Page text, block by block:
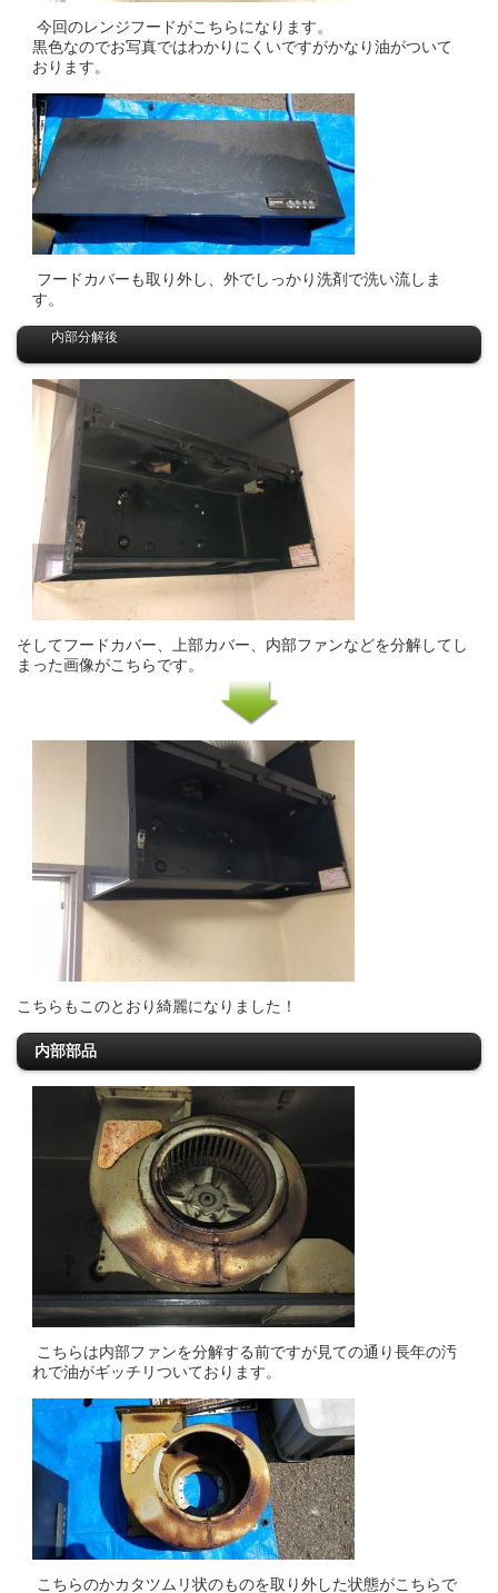
今回のレンジフードがこちらになります。
黒色なのでお写真ではわかりにくいですがかなり油がついて
おります。
フードカバーも取り外し、外でしっかり洗剤で洗い流しま
す。
内部分解後
そしてフードカバー、上部カバー、内部ファンなどを分解してし
まった画像がこちらです。
こちらもこのとおり綺麗になりました！
内部部品
こちらは内部ファンを分解する前ですが見ての通り長年の汚
れで油がギッチリついております。
こちらのかカタツムリ状のものを取り外した状態がこちらで